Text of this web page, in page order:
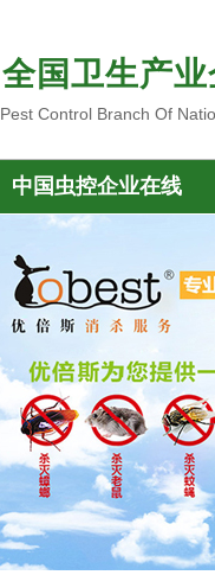
全国卫生产
Pest Control Branch Of
中国虫控企业在线